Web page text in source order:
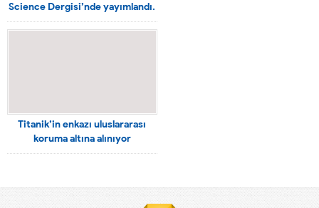
Science Dergisi’nde yayımlandı.
Titanik’in enkazı uluslararası
koruma altına alınıyor